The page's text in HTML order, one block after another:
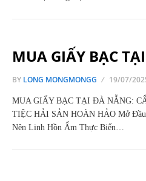
MUA GIẤY BẠC
BY LONG MONGMONGG 19/07/
MUA GIẤY BẠC TẠI ĐÀ NẴNG:
TIỆC HẢI SẢN HOÀN HẢO Mở
Nên Linh Hồn Ẩm Thực Biển…